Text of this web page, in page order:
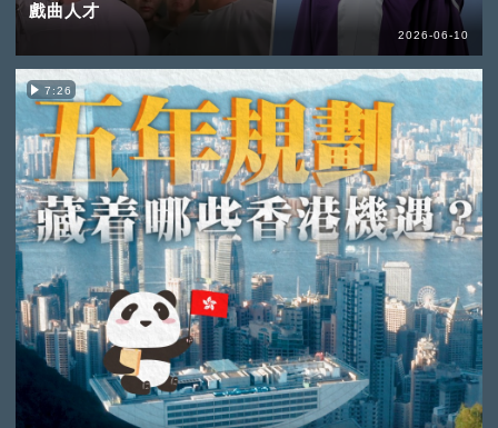
戲曲人才
2026-06-10
7:26